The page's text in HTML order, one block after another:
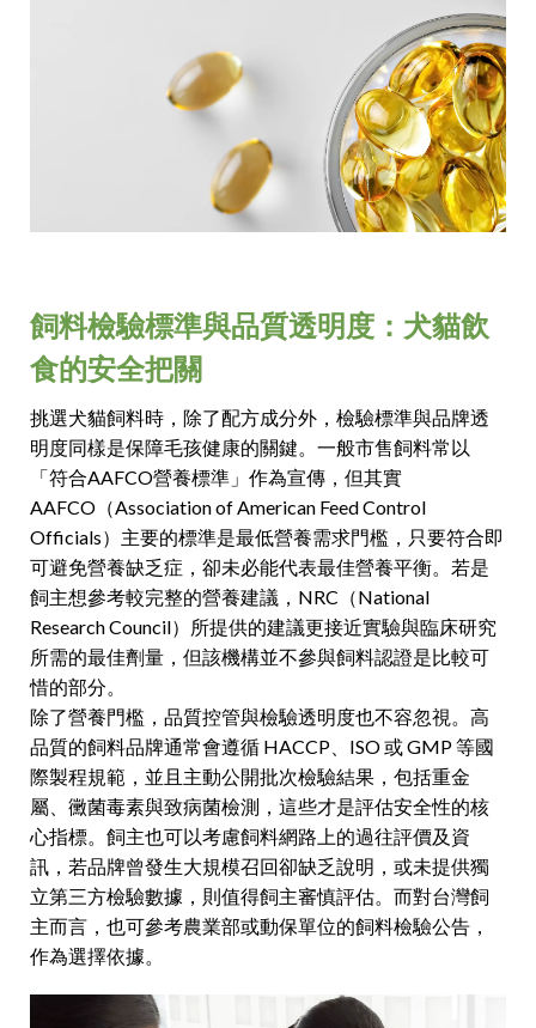
飼料檢驗標準與品質透明度：犬貓飲
食的安全把關
挑選犬貓飼料時，除了配方成分外，檢驗標準與品牌透
明度同樣是保障毛孩健康的關鍵。一般市售飼料常以
「符合AAFCO營養標準」作為宣傳，但其實
AAFCO（Association of American Feed Control
Officials）主要的標準是最低營養需求門檻，只要符合即
可避免營養缺乏症，卻未必能代表最佳營養平衡。若是
飼主想參考較完整的營養建議，NRC（National
Research Council）所提供的建議更接近實驗與臨床研究
所需的最佳劑量，但該機構並不參與飼料認證是比較可
惜的部分。
除了營養門檻，品質控管與檢驗透明度也不容忽視。高
品質的飼料品牌通常會遵循 HACCP、ISO 或 GMP 等國
際製程規範，並且主動公開批次檢驗結果，包括重金
屬、黴菌毒素與致病菌檢測，這些才是評估安全性的核
心指標。飼主也可以考慮飼料網路上的過往評價及資
訊，若品牌曾發生大規模召回卻缺乏說明，或未提供獨
立第三方檢驗數據，則值得飼主審慎評估。而對台灣飼
主而言，也可參考農業部或動保單位的飼料檢驗公告，
作為選擇依據。